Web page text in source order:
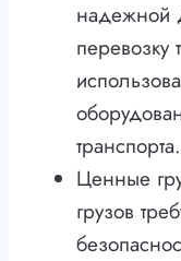
надежной
перевозку
транспорта.
Ценные
грузов